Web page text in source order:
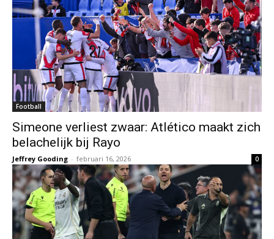
Football
Simeone verliest zwaar: Atlético maakt zich
belachelijk bij Rayo
Jeffrey Gooding - februari 16, 2026 0